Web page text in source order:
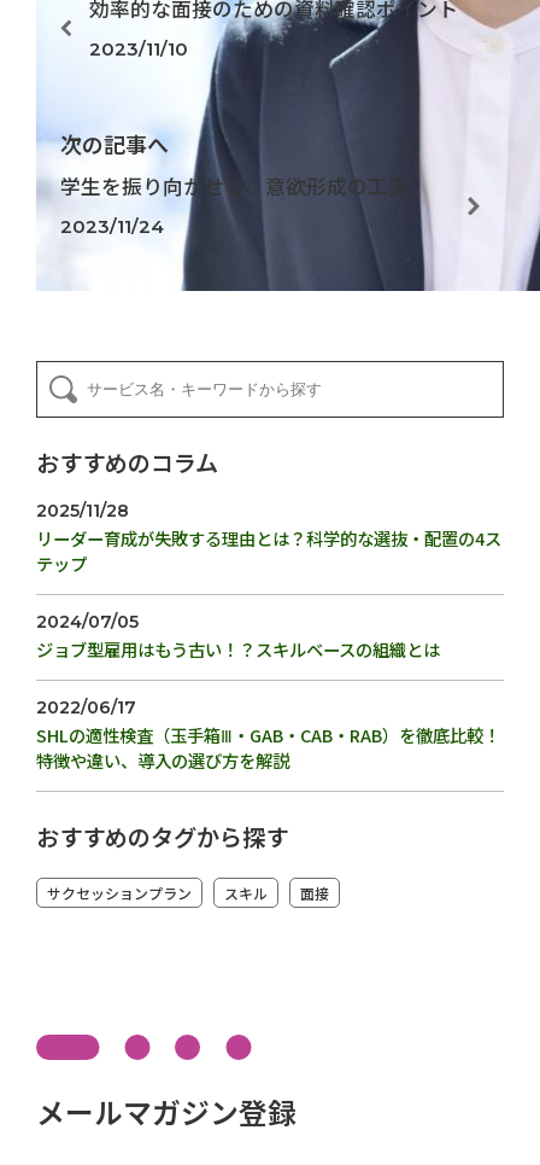
効率的な面接のための資料確認ポイント
2023/11/10
次の記事へ
学生を振り向かせる、意欲形成の工夫
2023/11/24
おすすめのコラム
2025/11/28
リーダー育成が失敗する理由とは？科学的な選抜・配置の4ス
テップ
2024/07/05
ジョブ型雇用はもう古い！？スキルベースの組織とは
2022/06/17
SHLの適性検査（玉手箱Ⅲ・GAB・CAB・RAB）を徹底比較！
特徴や違い、導入の選び方を解説
おすすめのタグから探す
サクセッションプラン スキル 面接
メールマガジン登録